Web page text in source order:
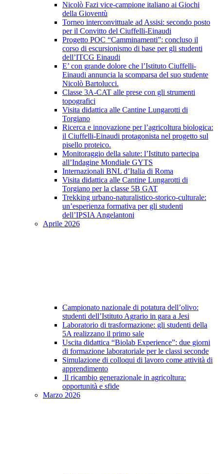
Nicolò Fazi vice-campione italiano ai Giochi
della Gioventù
Torneo interconvittuale ad Assisi: secondo posto
per il Convitto del Ciuffelli-Einaudi
Progetto POC “Camminamenti”: concluso il
corso di escursionismo di base per gli studenti
dell’ITCG Einaudi
E’ con grande dolore che l’Istituto Ciuffelli-
Einaudi annuncia la scomparsa del suo studente
Nicolò Bartolucci.
Classe 3A-CAT alle prese con gli strumenti
topografici
Visita didattica alle Cantine Lungarotti di
Torgiano
Ricerca e innovazione per l’agricoltura biologica:
il Ciuffelli-Einaudi protagonista nel progetto sul
pisello proteico.
Monitoraggio della salute: l’Istituto partecipa
all’Indagine Mondiale GYTS
Internazionali BNL d’Italia di Roma
Visita didattica alle Cantine Lungarotti di
Torgiano per la classe 5B GAT
Trekking urbano-naturalistico-storico-culturale:
un’esperienza formativa per gli studenti
dell’IPSIA Angelantoni
Aprile 2026
Campionato nazionale di potatura dell’olivo:
studenti dell’Istituto Agrario in gara a Jesi
Laboratorio di trasformazione: gli studenti della
5A realizzano il primo sale
Uscita didattica “Biolab Experience”: due giorni
di formazione laboratoriale per le classi seconde
Simulazione di colloqui di lavoro come attività di
apprendimento
Il ricambio generazionale in agricoltura:
opportunità e sfide
Marzo 2026